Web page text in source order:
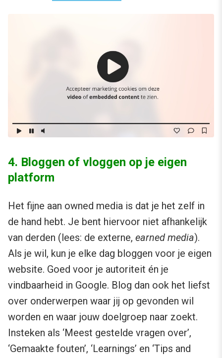
4. Bloggen of vloggen op je eigen
platform
Het fijne aan owned media is dat je het zelf in
de hand hebt. Je bent hiervoor niet afhankelijk
van derden (lees: de externe, earned media).
Als je wil, kun je elke dag bloggen voor je eigen
website. Goed voor je autoriteit én je
vindbaarheid in Google. Blog dan ook het liefst
over onderwerpen waar jij op gevonden wil
worden en waar jouw doelgroep naar zoekt.
Insteken als ‘Meest gestelde vragen over’,
‘Gemaakte fouten’, ‘Learnings’ en ‘Tips and